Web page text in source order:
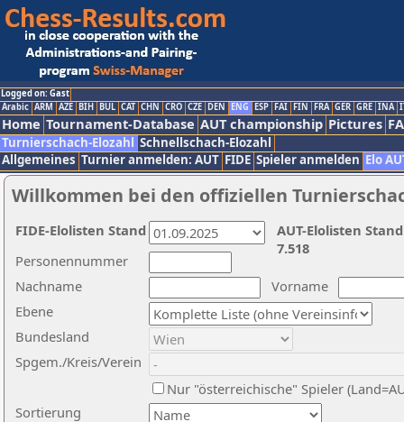
Logged on: Gast
Arabic ARM AZE BIH BUL CAT CHN CRO CZE DEN ENG ESP FAI FIN FRA GER GRE INA
Home Tournament-Database AUT championship Pictures
Turnierschach-Elozahl Schnellschach-Elozahl
Allgemeines Turnier anmelden: AUT FIDE Spieler anmelden Elo
Willkommen bei den offiziellen
Nachname
Vorname
Ebene
Sortierung
Personennummer
Bundesland
Spgem./Kreis/Verein
Nur "österreichische" Spieler
AUT-Elolisten
7.518
FIDE-Elolisten Stand